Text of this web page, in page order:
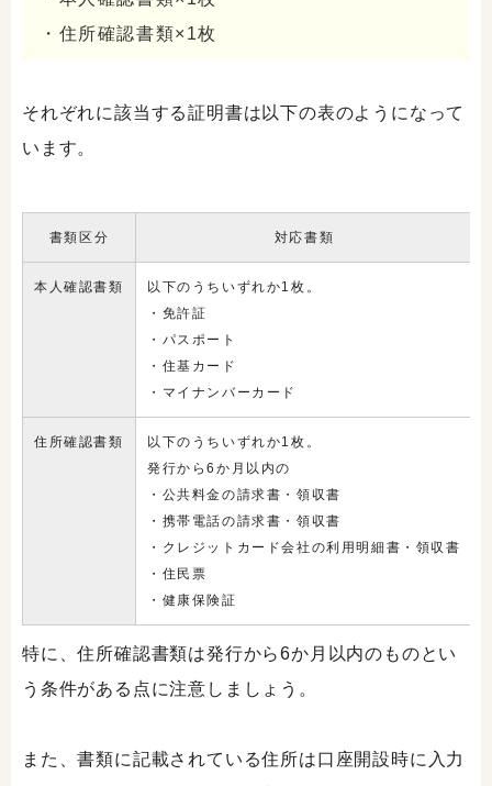
・住所確認書類×1枚
それぞれに該当する証明書は以下の表のようになって
います。
書類区分 対応書類
本人確認書類
以下のうちいずれか1枚。
・免許証
・パスポート
・住基カード
・マイナンバーカード
住所確認書類
以下のうちいずれか1枚。
発行から6か月以内の
・公共料金の請求書・領収書
・携帯電話の請求書・領収書
・クレジットカード会社の利用明細書・領収書
・住民票
・健康保険証
特に、住所確認書類は発行から6か月以内のものとい
う条件がある点に注意しましょう。
また、書類に記載されている住所は口座開設時に入力